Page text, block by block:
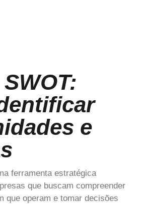
e
ferramenta estratégica
que buscam compreender
que operam e tomar decisões